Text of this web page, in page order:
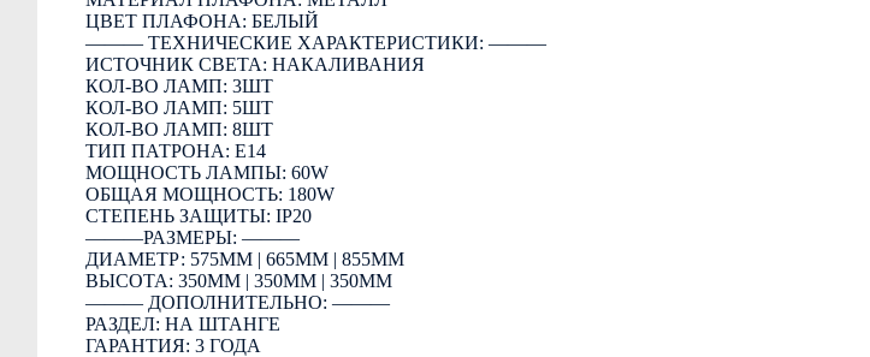
ЦВЕТ ПЛАФОНА: БЕЛЫЙ
――― ТЕХНИЧЕСКИЕ ХАРАКТЕРИСТИКИ: ―――
ИСТОЧНИК СВЕТА: НАКАЛИВАНИЯ
КОЛ-ВО ЛАМП: 3ШТ
КОЛ-ВО ЛАМП: 5ШТ
КОЛ-ВО ЛАМП: 8ШТ
ТИП ПАТРОНА: E14
МОЩНОСТЬ ЛАМПЫ: 60W
ОБЩАЯ МОЩНОСТЬ: 180W
СТЕПЕНЬ ЗАЩИТЫ: IP20
―――РАЗМЕРЫ: ―――
ДИАМЕТР: 575ММ | 665ММ | 855ММ
ВЫСОТА: 350ММ | 350ММ | 350ММ
――― ДОПОЛНИТЕЛЬНО: ―――
РАЗДЕЛ: НА ШТАНГЕ
ГАРАНТИЯ: 3 ГОДА